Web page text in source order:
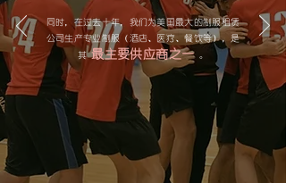
同时，在过去十年，我们为美国最大的制服租赁
公司生产专业制服（酒店、医疗、餐饮等），是
其 最主要供应商之一。